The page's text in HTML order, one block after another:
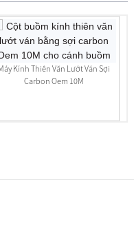
Kính Thiên Văn Lướt Ván Sợi
Carbon Oem 10M